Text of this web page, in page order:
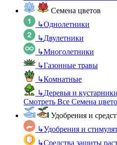
Семена цветов
↳Однолетники
↳Двулетники
↳Многолетники
↳Газонные травы
↳Комнатные
↳Деревья и кустарники
Смотреть Все Семена
Удобрения и
↳Удобрения и
↳Средства защиты